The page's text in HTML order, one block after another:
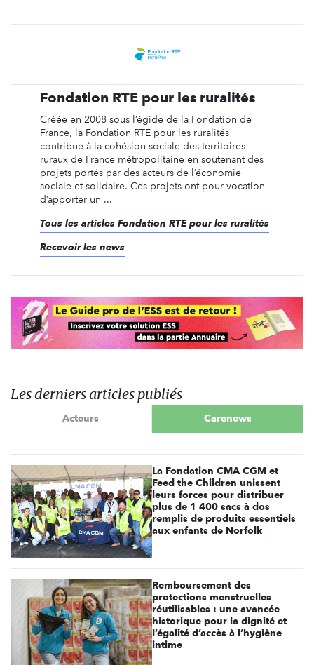
Fondation RTE pour les ruralités
Créée en 2008 sous l’égide de la Fondation de
France, la Fondation RTE pour les ruralités
contribue à la cohésion sociale des territoires
ruraux de France métropolitaine en soutenant des
projets portés par des acteurs de l’économie
sociale et solidaire. Ces projets ont pour vocation
d’apporter un ...
Tous les articles Fondation RTE pour les ruralités
Recevoir les news
Les derniers articles publiés
Acteurs Carenews
La Fondation CMA CGM et
Feed the Children unissent
leurs forces pour distribuer
plus de 1 400 sacs à dos
remplis de produits essentiels
aux enfants de Norfolk
Remboursement des
protections menstruelles
réutilisables : une avancée
historique pour la dignité et
l’égalité d’accès à l’hygiène
intime